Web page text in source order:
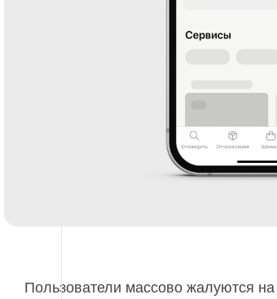
Пользователи массово жалуются